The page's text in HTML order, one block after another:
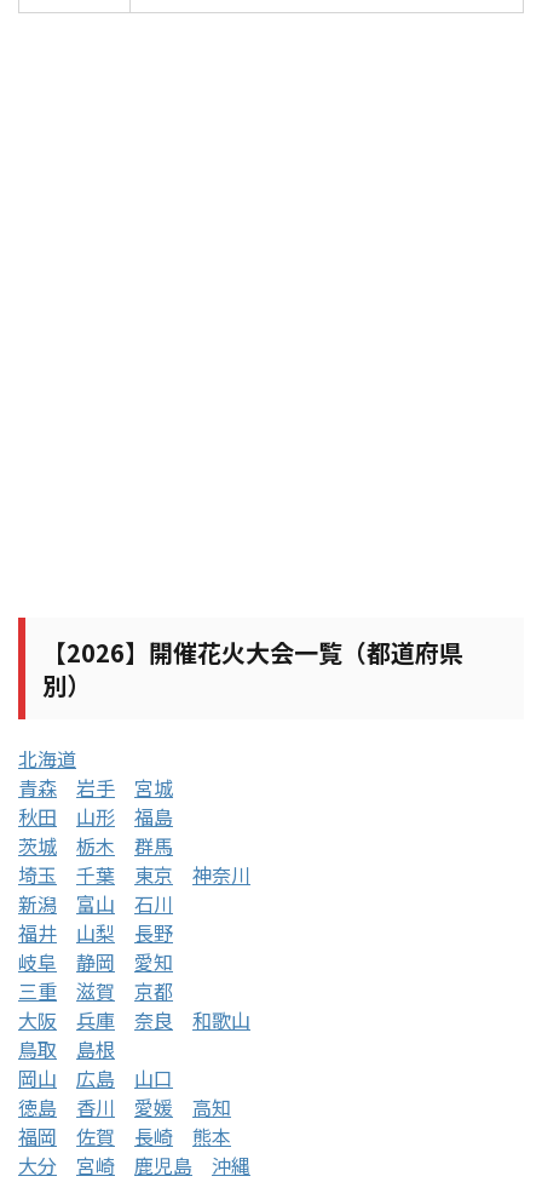
【2026】開催花火大会一覧（都道府県
別）
北海道
青森
岩手
宮城
秋田
山形
福島
茨城
栃木
群馬
埼玉
千葉 東京
神奈川
新潟
富山
石川
福井
山梨
長野
岐阜
静岡
愛知
三重
滋賀
京都
大阪
兵庫 奈良
和歌山
鳥取
島根
岡山
広島
山口
徳島
香川 愛媛
高知
福岡
佐賀 長崎
熊本
大分
宮崎 鹿児島 沖縄